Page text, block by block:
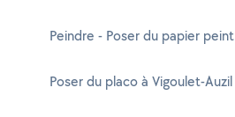
Peindre - Poser du papier
Poser du placo à Vigoulet-Auzil